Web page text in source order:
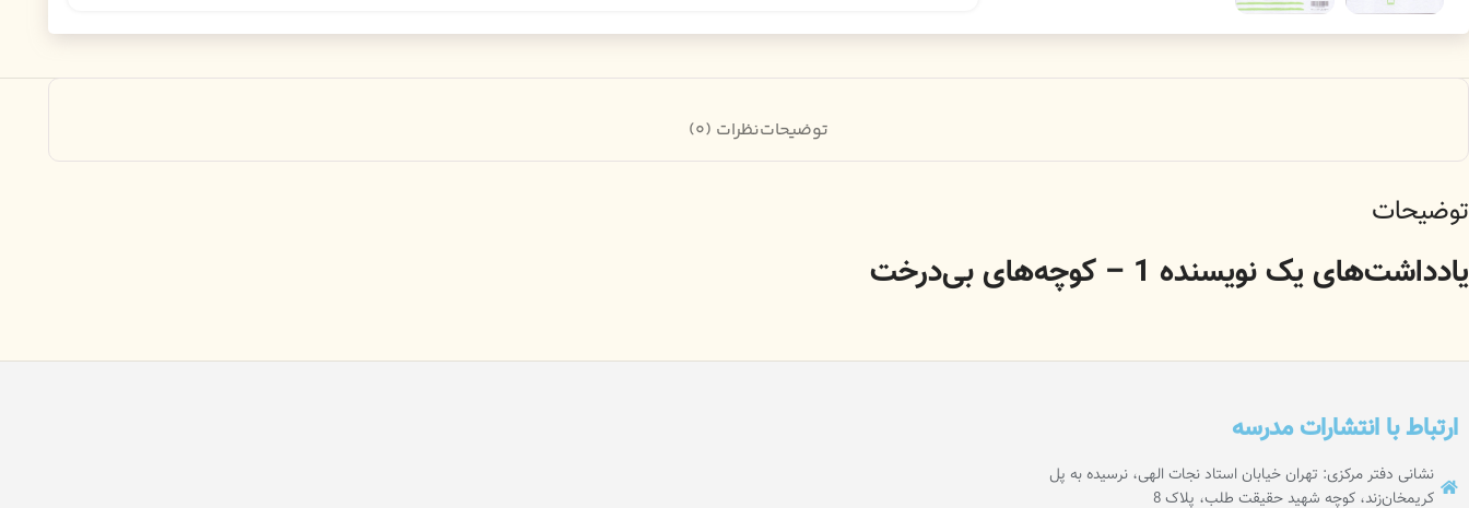
توضیحاتنظرات (0)
توضیحات
یادداشت‌های یک نویسنده 1 – کوچه‌های بی‌درخت
ارتباط با انتشارات مدرسه
نشانی دفتر مرکزی: تهران خیابان استاد نجات الهی، نرسیده به پل
کریمخان‌زند، کوچه شهید حقیقت طلب، پلاک 8